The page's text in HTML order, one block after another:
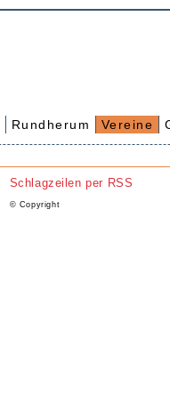
Rundherum Vereine
Schlagzeilen per RSS
© Copyright